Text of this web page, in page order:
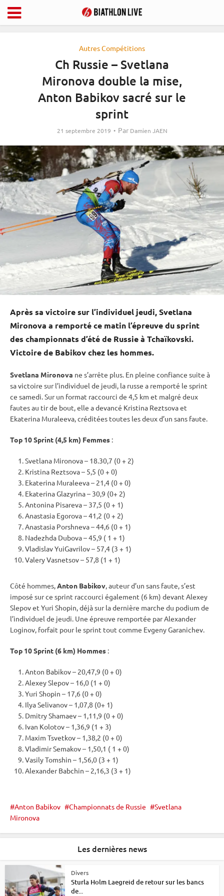
Autres Compétitions
Ch Russie – Svetlana
Mironova double la mise,
Anton Babikov sacré sur le
sprint
21 septembre 2019 Par Damien JAEN
Après sa victoire sur l’individuel jeudi, Svetlana
Mironova a remporté ce matin l’épreuve dusprint
des championnats d’été de Russie à Tchaïkovski.
Victoire de Babikov chez les hommes.
Svetlana Mironova ne s’arrête plus. En pleine confiance suite à
sa victoire sur l’individuel de jeudi, la russe a remporté le sprint
ce samedi. Sur un format raccourci de 4,5 km et malgré deux
fautes au tir de bout, elle a devancé Kristina Reztsova et
Ekaterina Muraleeva, créditées toutes les deux d’un sans faute.
Top 10Sprint (4,5 km) Femmes :
Svetlana Mironova – 18.30,7 (0 + 2)
Kristina Reztsova – 5,5 (0 + 0)
Ekaterina Muraleeva – 21,4 (0 + 0)
Ekaterina Glazyrina – 30,9 (0+ 2)
Antonina Pisareva – 37,5 (0 + 1)
Anastasia Egorova – 41,2 (0 + 2)
Anastasia Porshneva – 44,6 (0 + 1)
Nadezhda Dubova – 45,9 ( 1 + 1)
Vladislav YuiGavrilov – 57,4 (3 + 1)
Valery Vasnetsov – 57,8 (1 + 1)
Côté hommes,Anton Babikov, auteur d’un sans faute, s’est
imposé sur ce sprint raccourci également (6 km) devant Alexey
Slepov et Yuri Shopin, déjà sur la dernière marche du podium de
l’individuel de jeudi. Une épreuve remportée par Alexander
Loginov, forfait pour le sprint tout comme Evgeny Garanichev.
Top 10Sprint (6 km) Hommes :
Anton Babikov – 20,47,9 (0 + 0)
Alexey Slepov – 16,0 (1 + 0)
Yuri Shopin – 17,6 (0 + 0)
Ilya Selivanov – 1,07,8 (0+ 1)
Dmitry Shamaev – 1,11,9 (0 + 0)
Ivan Kolotov – 1,36,9 (1 + 3)
Maxim Tsvetkov – 1,38,2 (0 + 0)
Vladimir Semakov – 1,50,1 ( 1 + 0)
Vasily Tomshin – 1,56,0 (3 + 1)
Alexander Babchin – 2,16,3 (3 + 1)
Anton Babikov Championnats de Russie
Svetlana
Mironova
Les dernières news
Divers
Sturla Holm Laegreid de retour sur les bancs
de...